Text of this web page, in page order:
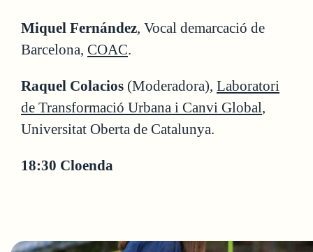
Miquel Fernández, Vocal demarcació de
Barcelona, COAC.
Raquel Colacios (Moderadora), Laboratori
de Transformació Urbana i Canvi Global,
Universitat Oberta de Catalunya.
18:30 Cloenda